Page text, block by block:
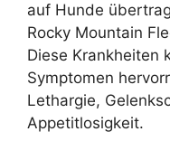
auf Hunde
Rocky Mountain
Diese Krankheiten
Symptomen
Lethargie,
Appetitlosigkeit.